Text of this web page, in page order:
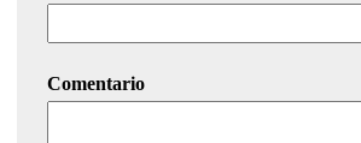
Comentario